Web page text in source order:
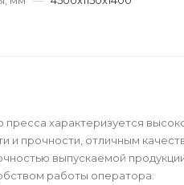
пресса характеризуется
и прочности, отличным
выпускаемой
работы оператора.